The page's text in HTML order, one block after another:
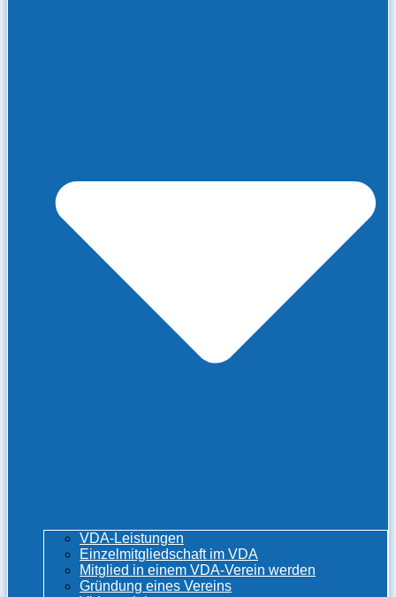
VDA-Leistungen
Einzelmitgliedschaft im VDA
Mitglied in einem VDA-Verein werden
Gründung eines Vereins